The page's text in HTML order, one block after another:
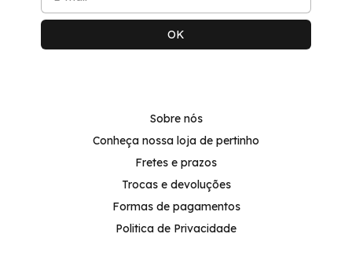
Sobre nós
Conheça nossa loja de pertinho
Fretes e prazos
Trocas e devoluções
Formas de pagamentos
Politica de Privacidade